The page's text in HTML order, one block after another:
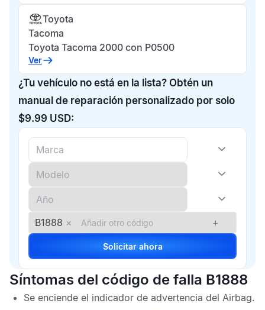
Toyota
Tacoma
Toyota Tacoma 2000 con P0500
Ver
¿Tu vehículo no está en la lista? Obtén un
manual de reparación personalizado por solo
$9.99 USD:
B1888 × +
Solicitar ahora
Síntomas del código de falla B1888
Se enciende el indicador de advertencia del Airbag.